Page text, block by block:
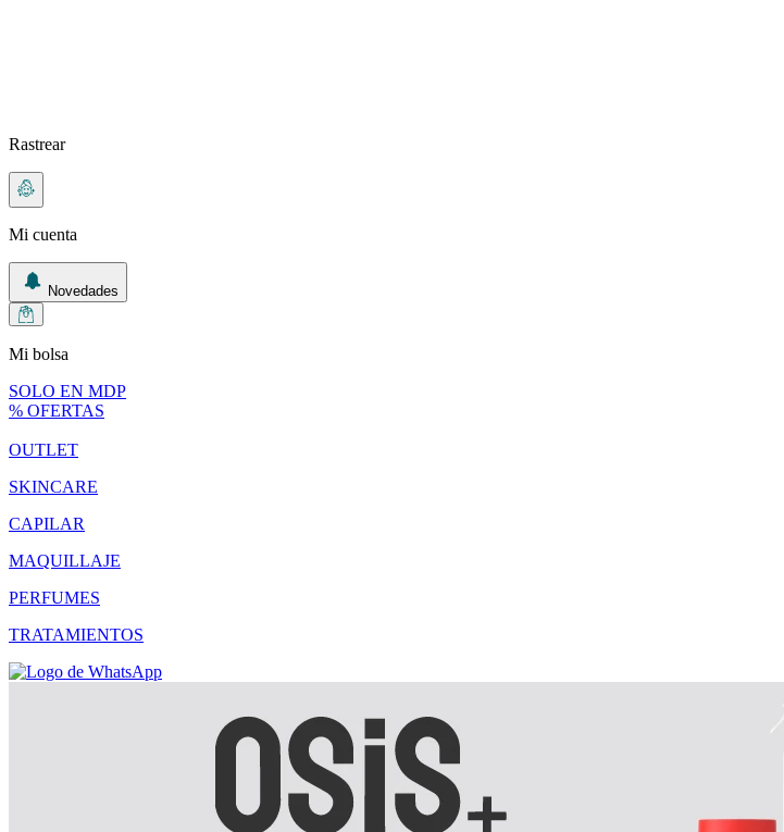
Rastrear
Mi cuenta
Novedades
Mi bolsa
SOLO EN MDP
% OFERTAS
OUTLET
SKINCARE
CAPILAR
MAQUILLAJE
PERFUMES
TRATAMIENTOS